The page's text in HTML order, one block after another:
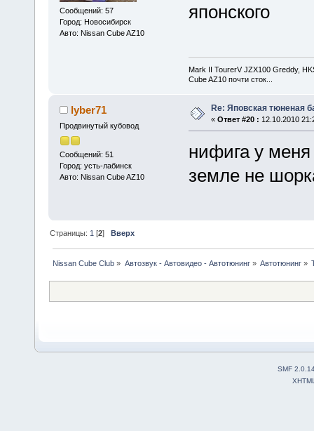
Сообщений: 57
Город: Новосибирск
Авто: Nissan Cube AZ10
японского
Mark II TourerV JZX100 Greddy,
Cube AZ10 почти сток...
lyber71
Продвинутый кубовод
Сообщений: 51
Город: усть-лабинск
Авто: Nissan Cube AZ10
Re: Яповская тюненая
« Ответ #20 : 12.10.2010
нифига у
земле не
Страницы:1 [2] Вверх
Nissan Cube Club » Автозвук - Автовидео - Автотюнинг» Автотюнинг»
SMF